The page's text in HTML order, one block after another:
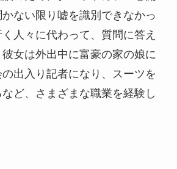
ない限り嘘を識別できなかっ
人々に代わって、質問に答え
女は外出中に富豪の家の娘に
出入り記者になり、スーツを
ど、さまざまな職業を経験し